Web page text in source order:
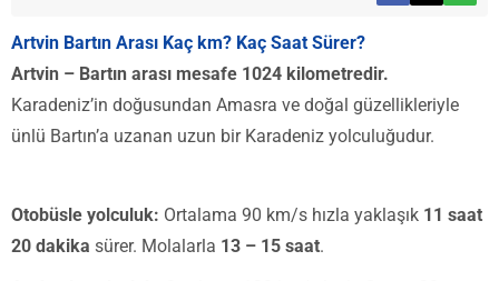
Artvin Bartın Arası Kaç km? Kaç Saat Sürer?
Artvin – Bartın arası mesafe 1024 kilometredir.
Karadeniz’in doğusundan Amasra ve doğal güzellikleriyle
ünlü Bartın’a uzanan uzun bir Karadeniz yolculuğudur.
Otobüsle yolculuk: Ortalama 90 km/s hızla yaklaşık 11 saat
20 dakika sürer. Molalarla 13 – 15 saat.